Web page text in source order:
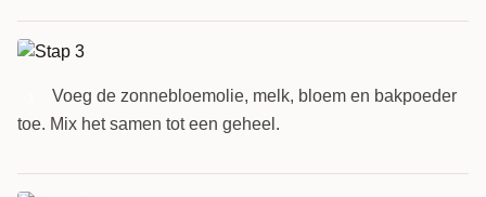
Voeg de zonnebloemolie, melk, bloem en bakpoeder
toe. Mix het samen tot een geheel.